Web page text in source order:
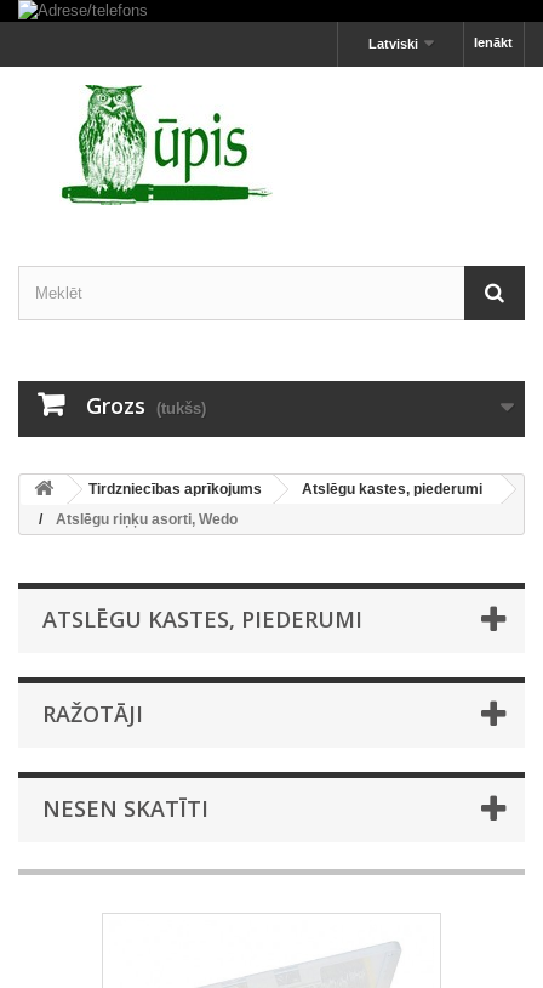
Ienākt
Latviski
Grozs (tukšs)
Tirdzniecības aprīkojums
Atslēgu kastes, piederumi
Atslēgu riņķu asorti, Wedo
ATSLĒGU KASTES, PIEDERUMI
RAŽOTĀJI
NESEN SKATĪTI